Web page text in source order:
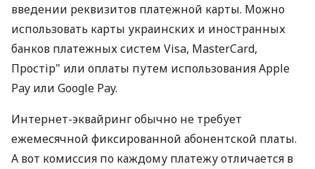
введении реквизитов платежной карты. Можно
использовать карты украинских и иностранных
банков платежных систем Visa, MasterCard,
Простір" или оплаты путем использования Apple
Pay или Google Pay.
Интернет-эквайринг обычно не требует
ежемесячной фиксированной абонентской платы.
А вот комиссия по каждому платежу отличается в